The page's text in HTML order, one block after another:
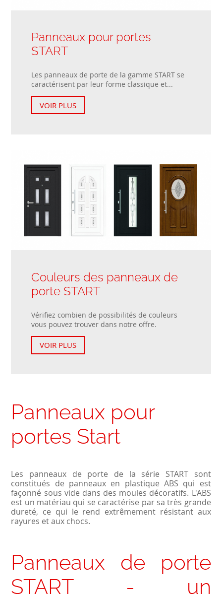
Panneaux pour portes
START
Les panneaux de porte de la gamme START se
caractérisent par leur forme classique et...
VOIR PLUS
Couleurs des panneaux de
porte START
Vérifiez combien de possibilités de couleurs
vous pouvez trouver dans notre offre.
VOIR PLUS
Panneaux pour
portes Start
Les panneaux de porte de la série START sont
constitués de panneaux en plastique ABS qui est
façonné sous vide dans des moules décoratifs. L'ABS
est un matériau qui se caractérise par sa très grande
dureté, ce qui le rend extrêmement résistant aux
rayures et aux chocs.
Panneaux de porte
START - un